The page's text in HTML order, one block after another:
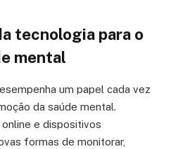
tecnologia para o
mental
um papel cada vez
da saúde mental.
e dispositivos
formas de monitorar,